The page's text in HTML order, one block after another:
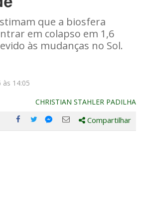
que a biosfera
em colapso em 1,6
às mudanças no Sol.
às 14:05
CHRISTIAN STAHLER PADILHA
Compartilhe
Compartilhe
Compartilhe
Compartilhe
Compartilhar